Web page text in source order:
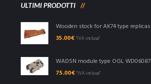
ULTIMI PRODOTTI
Wooden stock for AK74 type replicas
35.00€ "IVA inclusa"
WADSN module type OGL WD06087
75.00€ "IVA inclusa"